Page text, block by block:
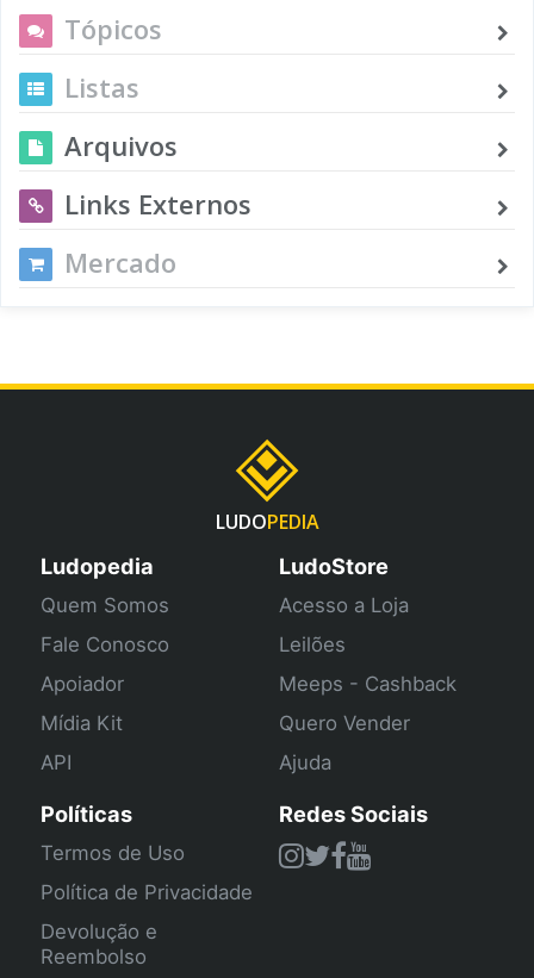
Tópicos
Listas
Arquivos
Links Externos
Mercado
LUDOPEDIA
Ludopedia
Quem Somos
Fale Conosco
Apoiador
Mídia Kit
API
LudoStore
Acesso a Loja
Leilões
Meeps - Cashback
Quero Vender
Ajuda
Políticas
Termos de Uso
Política de Privacidade
Devolução e
Reembolso
Redes Sociais